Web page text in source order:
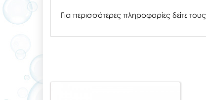
Για περισσότερες πληροφορίες δείτε τους